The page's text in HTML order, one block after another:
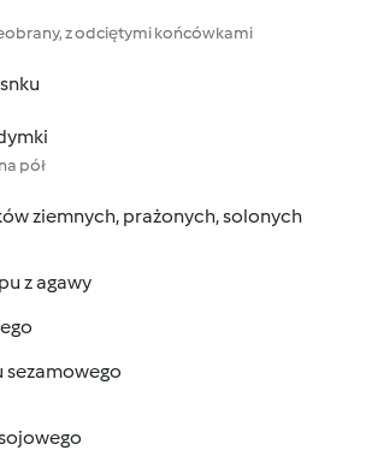
z odciętymi końcówkami
pół
ziemnych, prażonych, solonych
z agawy
sezamowego